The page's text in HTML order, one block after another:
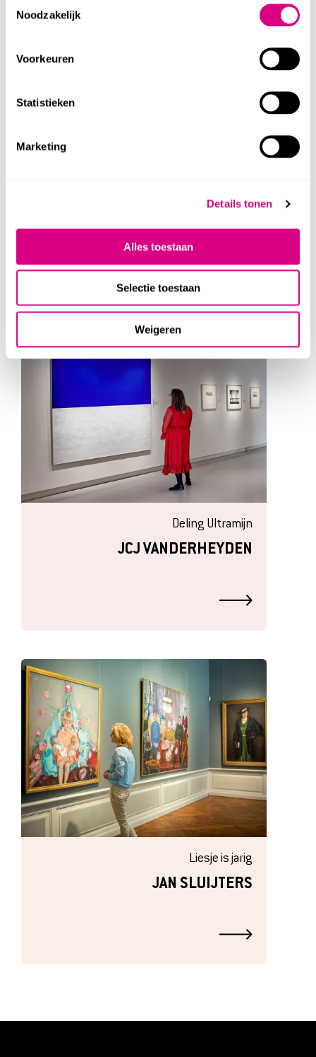
Noodzakelijk
Voorkeuren
Statistieken
Marketing
Details tonen
Alles toestaan
Selectie toestaan
Weigeren
CORNELIS VAN SPAENDONCK
Deling Ultramijn
JCJ VANDERHEYDEN
Liesje is jarig
JAN SLUIJTERS